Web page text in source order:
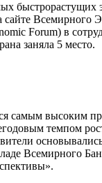
быстрорастущих
Всемирного
Forum) в
заняла 5 место.
самым высоким
темпом
Всемирного